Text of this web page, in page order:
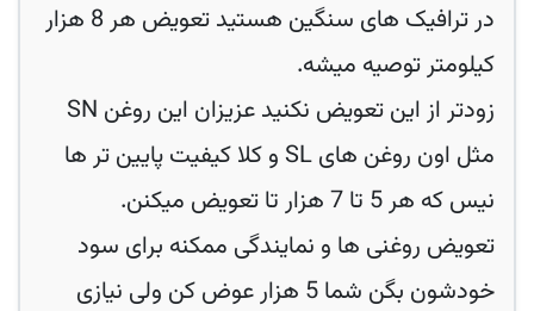
در ترافیک های سنگین هستید تعویض هر 8 هزار
کیلومتر توصیه میشه.
زودتر از این تعویض نکنید عزیزان این روغن SN
مثل اون روغن های SL و کلا کیفیت پایین تر ها
نیس که هر 5 تا 7 هزار تا تعویض میکنن.
تعویض روغنی ها و نمایندگی ممکنه برای سود
خودشون بگن شما 5 هزار عوض کن ولی نیازی